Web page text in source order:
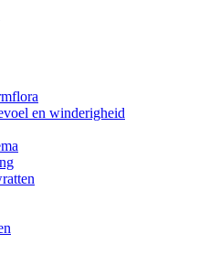
en winderigheid